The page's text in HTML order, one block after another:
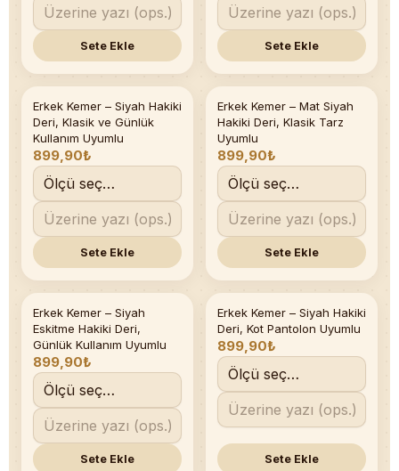
Sete Ekle Sete Ekle
Erkek Kemer – Siyah Hakiki
Deri, Klasik ve Günlük
Kullanım Uyumlu
899,90₺
Sete Ekle
Erkek Kemer – Mat Siyah
Hakiki Deri, Klasik Tarz
Uyumlu
899,90₺
Sete Ekle
Erkek Kemer – Siyah
Eskitme Hakiki Deri,
Günlük Kullanım Uyumlu
899,90₺
Sete Ekle
Erkek Kemer – Siyah Hakiki
Deri, Kot Pantolon Uyumlu
899,90₺
Sete Ekle